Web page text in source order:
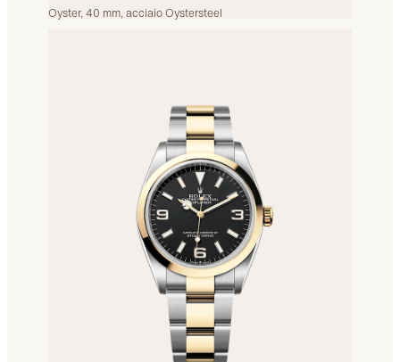
Oyster, 40 mm, acciaio Oystersteel